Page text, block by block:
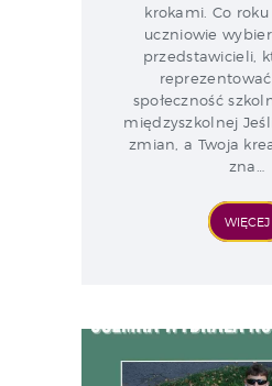
krokami. Co
uczniowie
przedstawicieli,
społeczność
międzyszkolnej
zmian, a Twoja
zna…
WIĘCEJ